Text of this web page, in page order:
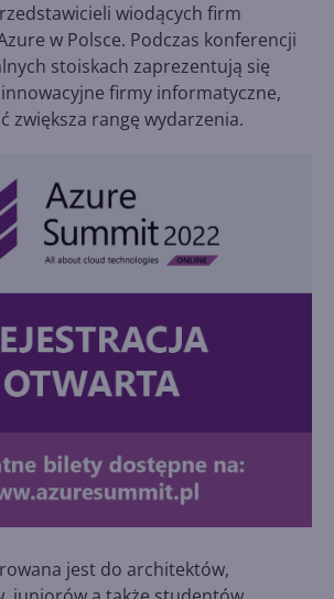
wiodących firm
w Polsce. Podczas konferencji
stoiskach zaprezentują się
firmy informatyczne,
zwiększa rangę wydarzenia.
jest do architektów,